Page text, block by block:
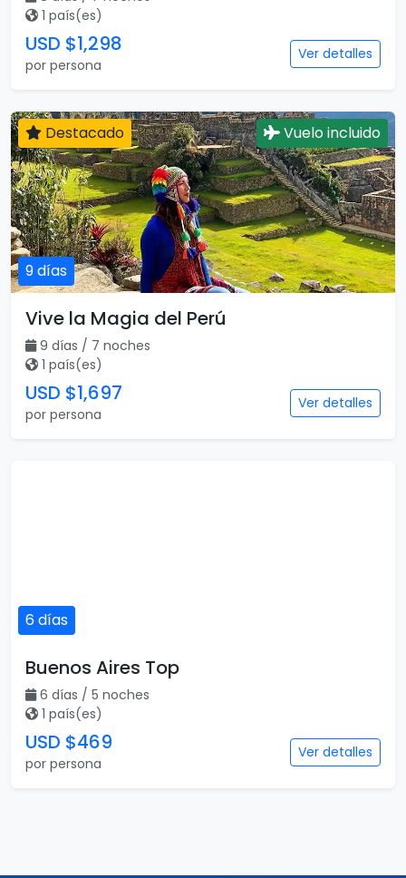
1 país(es)
USD $1,298
por persona
Ver detalles
9 días
Destacado Vuelo incluido
Vive la Magia del Perú
9 días / 7 noches
1 país(es)
USD $1,697
por persona
Ver detalles
6 días
Buenos Aires Top
6 días / 5 noches
1 país(es)
USD $469
por persona
Ver detalles